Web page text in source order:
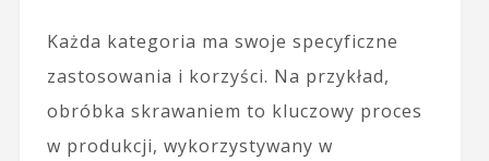
Każda kategoria ma swoje specyficzne
zastosowania i korzyści. Na przykład,
obróbka skrawaniem to kluczowy proces
w produkcji, wykorzystywany w